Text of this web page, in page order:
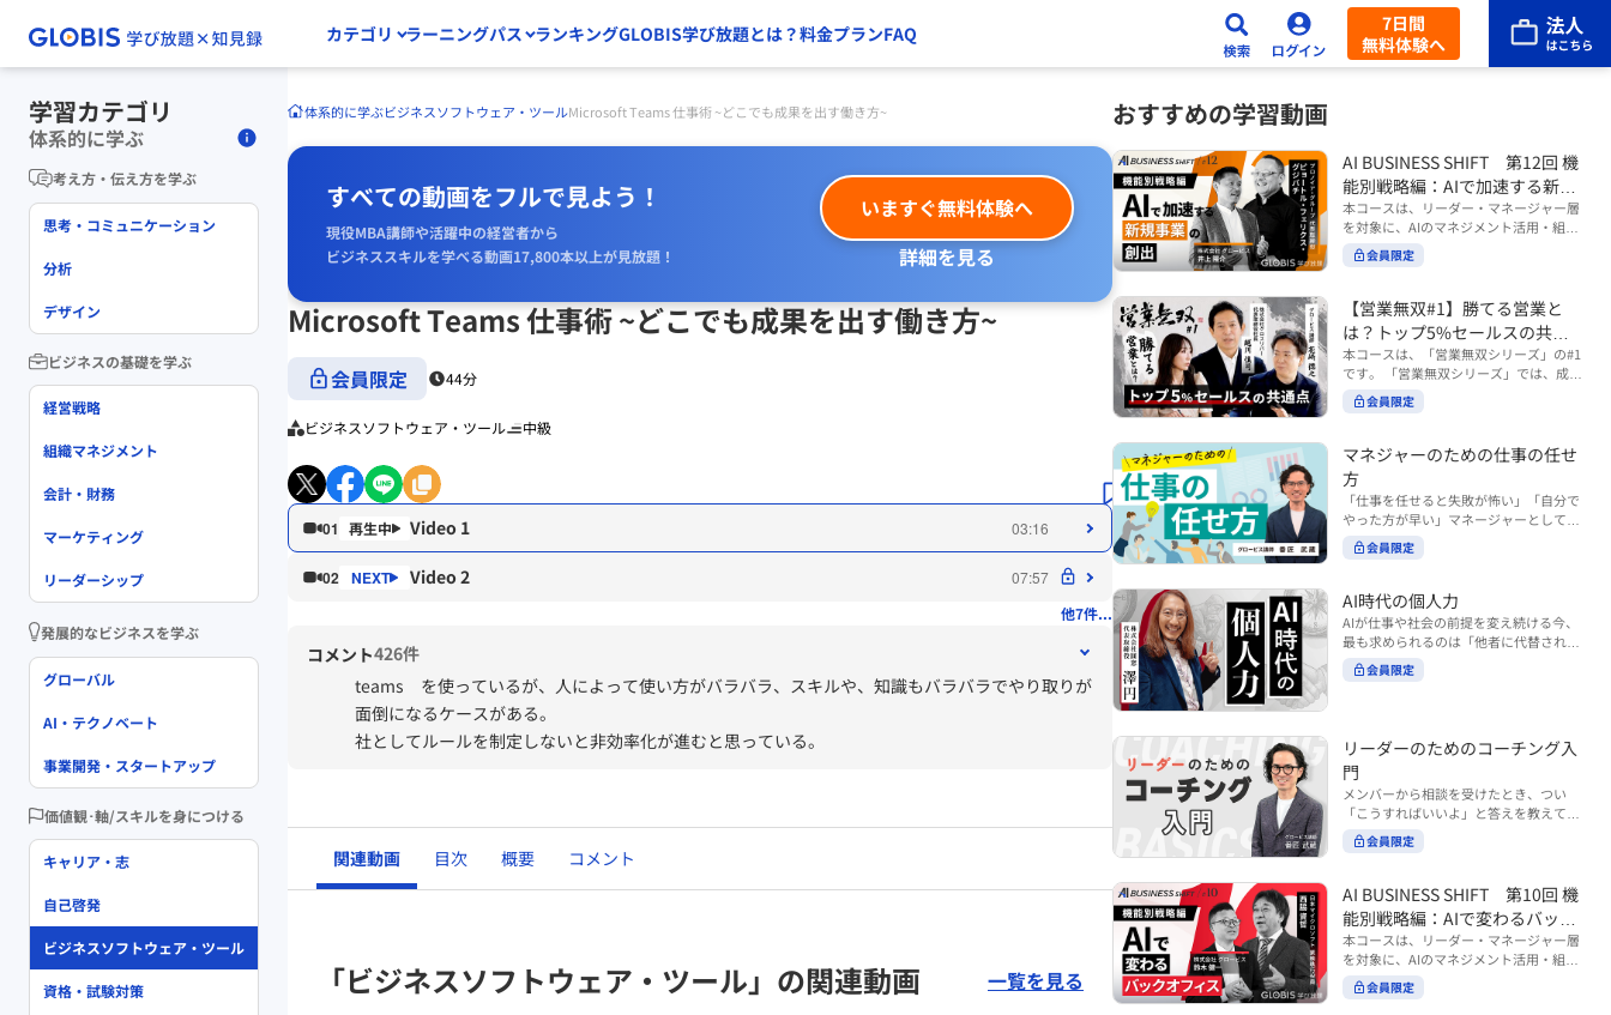
カテゴリ ラーニングパス ランキングGLOBIS学び放題とは？料金プランFAQ
7日間
無料体験へ
体系的に学ぶビジネスソフトウェア・ツールMicrosoft Teams 仕事術 ~どこでも成果を出す働き方~
すべての動画をフルで見よう！
現役MBA講師や活躍中の経営者から
ビジネススキルを学べる動画17,800本以上が見放題！
いますぐ無料体験へ
詳細を見る
Microsoft Teams 仕事術 ~どこでも成果を出す働き方~
会員限定 44分
ビジネスソフトウェア・ツール 中級
01 Video 1 03:16
02 Video 2
07:57
他7件...
コメント426件
teams を使っているが、人によって使い方がバラバラ、スキルや、知識もバラバラでやり取りが
面倒になるケースがある。
社としてルールを制定しないと非効率化が進むと思っている。
関連動画 目次 概要 コメント
「ビジネスソフトウェア・ツール」の関連動画 一覧を見る
おすすめの学習動画
AI BUSINESS SHIFT 第12回 機
能別戦略編：AIで加速する新規
事業の創出
本コースは、リーダー・マネージャー層
を対象に、AIのマネジメント活用・組織
活用を体系的に学ぶ 『AI BUSINESS SHI
FTシリーズ（全12回）』の第12回で
る新規事業の創出」では、新規事業やス
タートアップを取り巻く環境がどのよう
に変化しているのかを俯瞰し、新たな価
値創造と非連続な成長を生み出すため
に、AI時代における事業機会の捉え方
や、成功確率を高めるための考え方につ
携わるリーダー・マネージャーの方 ・AI
を活用して事業創出のスピードや成功確
率を高めたい方 ・AI時代における新規事
業リーダーの役割やマインドセットを学
びたい方 ■AIシフトシリーズとは？ 『AI
BUSINESS SHIFTシリーズ』は以下の3
す。（順次公開） https://unlimited.glo
bis.co.jp/ja/tags/AI%E3%83%93%E3%8
2%B8%E3%83%8D%E3%82%B9%E3%
82%B7%E3%83%95%E3%83%88 ・基
礎編（第1回〜3回）：リーダーやマネー
のリーダーシップや組織変革を中心に学
ぶコース ・機能別戦略編（第8回〜12
回）：AI時代における機能別での戦略の
あり方を中心に学ぶコース より実践的な
AIツールの活用法について学びたい方は
『AI WORK SHIFTシリーズ』をご視聴く
3%BC%E3%82%AF%E3%82%B7%E3%
83%95%E3%83%88 ※本コースは、AIの
マネジメント活用を学ぶ「AIビジネスシ
フト」シリーズの一環として提供してい
ます。 ※本動画は、制作時点の情報に基
づき作成したものです（2026年03月制
会員限定
【営業無双#1】勝てる営業と
は？トップ5%セールスの共通
点
本コースは、「営業無双シリーズ」の#1
です。 「営業無双シリーズ」では、成約
率アップに向けて、お客様に選ばれ続け
る無双の営業になるための実践的な考え
（#2以降は順次公開） 本コースでは、
「勝てる営業とは？トップ5%セールス
の共通点」をテーマに BtoBでお客様に
選ばれる営業の役割 トップ5％のセール
スに共通する行動や考え方 成果につなが
る実践的なポイント などを解説します。
◾️こんな方におすすめ 提案しても顧客に
が多い方 顧客の本当の課題や決裁者の判
断基準をつかみきれず、案件が前に進ま
ない方 再現性のある営業テクニックを身
につけたい方 ※本動画は、制作時点の情
報に基づき作成したものです（2026年7
会員限定
マネジャーのための仕事の任せ
方
「仕事を任せると失敗が怖い」「自分で
やった方が早い」マネージャーとしてメ
ンバーやチームの力を引き出しながら成
果を上げるには、どのように仕事を任せ
い時代において、マネージャーとして成
果を上げ続けるためには、メンバーの個
性や特性を理解し、それに合わせた効果
的な任せ方を身につけることが重要で
す。このコースでは、ソーシャルスタイ
し、自身のリーダーシップを発揮できる
ようになっていきます。 ※本動画は、制
作時点の情報に基づき作成したものです
（2024年12月制作）
会員限定
AI時代の個人力
AIが仕事や社会の前提を変え続ける今、
最も求められるのは「他者に代替されな
い個としての力」“個人力”です。 本コー
スでは、澤円氏の著書『個人力』をもと
ーマは、「Being（ありたい自分）」を
中心に据え、自ら考え（Think）、変化
し（Transform）、協働する（Collabor
ate）ことで、自分らしい価値を発揮し
ていくこと。 リスキリングやAI活用が叫
ばれる今こそ、スキルより先に“自分の
軸”を問うことが重要です。 あなたは何
か？ このコースは、あなたが“ありたい
自分”として生き、キャリアをデザイン
していくための思考と行動のガイドにな
ります。 ※本動画は、制作時点の情報に
基づき作成したものです（2025年11月
制作）
会員限定
リーダーのためのコーチング入
門
メンバーから相談を受けたとき、つい
「こうすればいいよ」と答えを教えてし
まう。 あるいは、「自分で考えてほし
い」と思うあまり、すべて任せきりにし
つつ、自律的に仕事を進めてもらうため
にはどうすればよいのか。 こうした悩み
に直面するリーダー・マネージャーの方
は多いのではないでしょうか。 変化が激
しく、正解のない現代においては、指示
や助言にとどまらず、メンバーの思考を
引き出し、自律的な行動を促す「コーチ
会員限定
AI BUSINESS SHIFT 第10回 機
能別戦略編：AIで変わるバック
オフィス
本コースは、リーダー・マネージャー層
を対象に、AIのマネジメント活用・組織
活用を体系的に学ぶ 『AI BUSINESS SHI
FTシリーズ（全12回）』の第10回で
会員限定
学習カテゴリ
体系的に学ぶ
考え方・伝え方を学ぶ
思考・コミュニケーション
分析
デザイン
ビジネスの基礎を学ぶ
経営戦略
組織マネジメント
会計・財務
マーケティング
リーダーシップ
発展的なビジネスを学ぶ
グローバル
AI・テクノベート
事業開発・スタートアップ
価値観･軸/スキルを身につける
キャリア・志
自己啓発
ビジネスソフトウェア・ツール
資格・試験対策